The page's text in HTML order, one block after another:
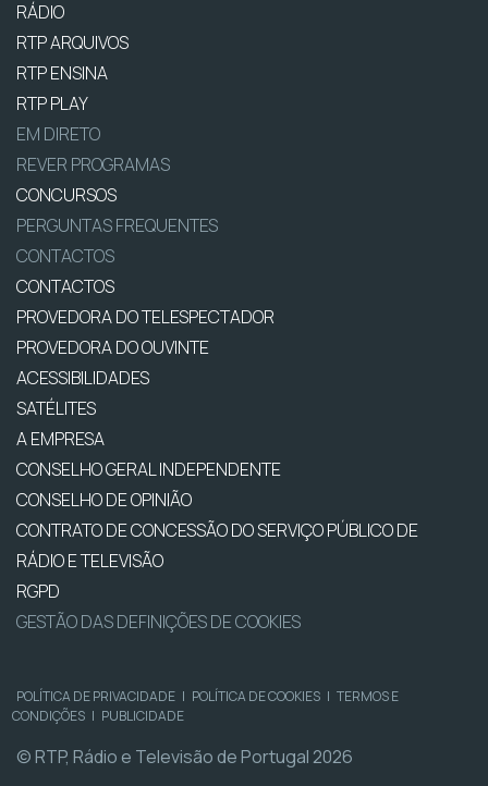
RÁDIO
RTP ARQUIVOS
RTP ENSINA
RTP PLAY
EM DIRETO
REVER PROGRAMAS
CONCURSOS
PERGUNTAS FREQUENTES
CONTACTOS
CONTACTOS
PROVEDORA DO TELESPECTADOR
PROVEDORA DO OUVINTE
ACESSIBILIDADES
SATÉLITES
A EMPRESA
CONSELHO GERAL INDEPENDENTE
CONSELHO DE OPINIÃO
CONTRATO DE CONCESSÃO DO SERVIÇO PÚBLICO DE
RÁDIO E TELEVISÃO
RGPD
GESTÃO DAS DEFINIÇÕES DE COOKIES
POLÍTICA DE PRIVACIDADE | POLÍTICA DE COOKIES | TERMOS E
CONDIÇÕES | PUBLICIDADE
© RTP, Rádio e Televisão de Portugal 2026